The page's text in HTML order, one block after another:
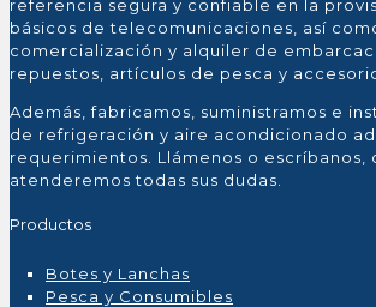
referencia segura y confiable en la
básicos de telecomunicaciones, así
comercialización y alquiler de
repuestos, artículos de pesca y
Además, fabricamos, suministramos e
de refrigeración y aire acondicionado
requerimientos. Llámenos o escríbanos,
atenderemos todas sus dudas.
Productos
Botes y Lanchas
Pesca y Consumibles